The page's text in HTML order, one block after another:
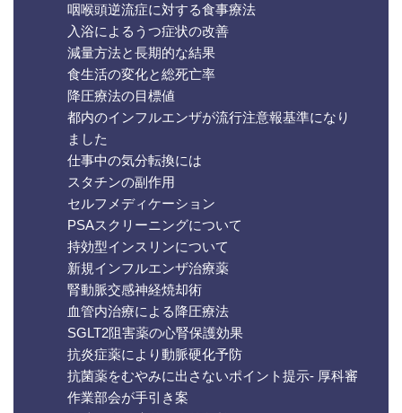
咽喉頭逆流症に対する食事療法
入浴によるうつ症状の改善
減量方法と長期的な結果
食生活の変化と総死亡率
降圧療法の目標値
都内のインフルエンザが流行注意報基準になり
ました
仕事中の気分転換には
スタチンの副作用
セルフメディケーション
PSAスクリーニングについて
持効型インスリンについて
新規インフルエンザ治療薬
腎動脈交感神経焼却術
血管内治療による降圧療法
SGLT2阻害薬の心腎保護効果
抗炎症薬により動脈硬化予防
抗菌薬をむやみに出さないポイント提示- 厚科審
作業部会が手引き案